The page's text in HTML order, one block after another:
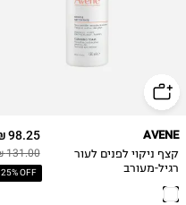
98.25 ₪
131.00 ₪
25% OFF
AVENE
קצף ניקוי לפנים לעור
רגיל-מעורב